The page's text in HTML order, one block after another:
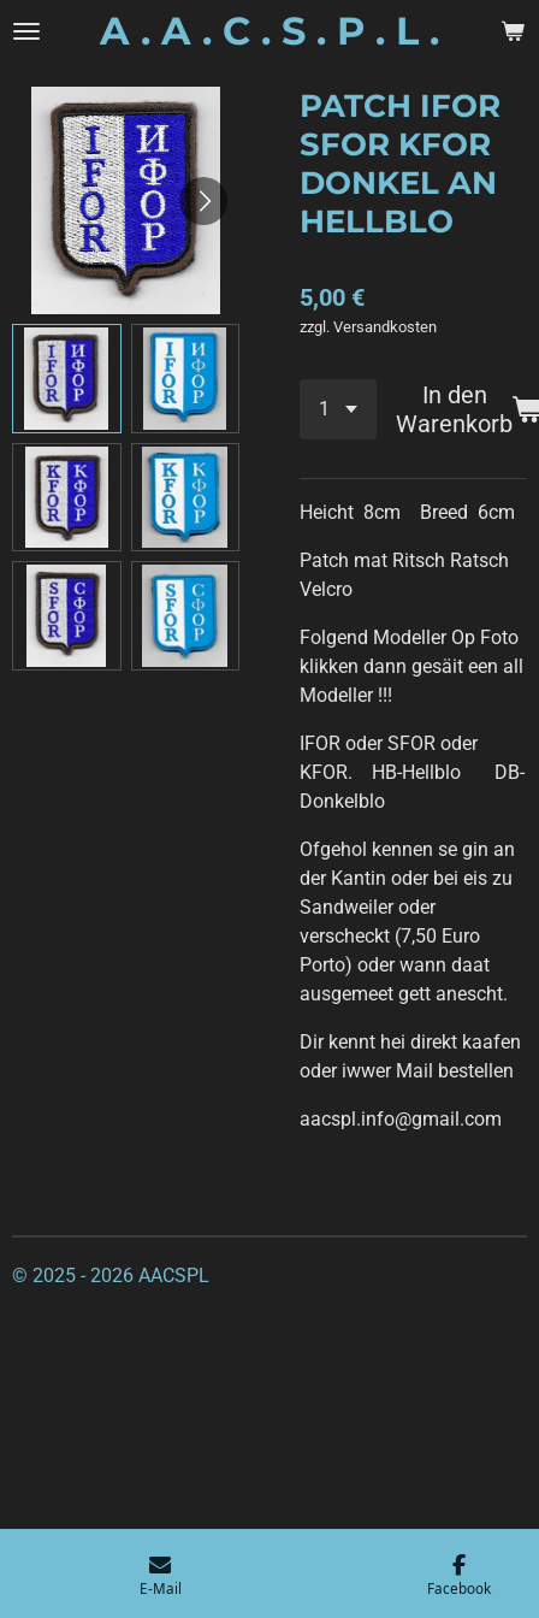
Zum
springen
A . A . C . S . P . L .
PATCH IFOR
SFOR KFOR
DONKEL AN
HELLBLO
5,00 €
zzgl. Versandkosten
In den
Warenkorb
Heicht 8cm Breed 6cm
Patch mat Ritsch Ratsch
Velcro
Folgend Modeller Op Foto
klikken dann gesäit een all
Modeller !!!
IFOR oder SFOR oder
KFOR. HB-Hellblo DB-
Donkelblo
Ofgehol kennen se gin an
der Kantin oder bei eis zu
Sandweiler oder
verscheckt (7,50 Euro
Porto) oder wann daat
ausgemeet gett anescht.
Dir kennt hei direkt kaafen
oder iwwer Mail bestellen
aacspl.info@gmail.com
© 2025 - 2026 AACSPL
E-Mail Facebook